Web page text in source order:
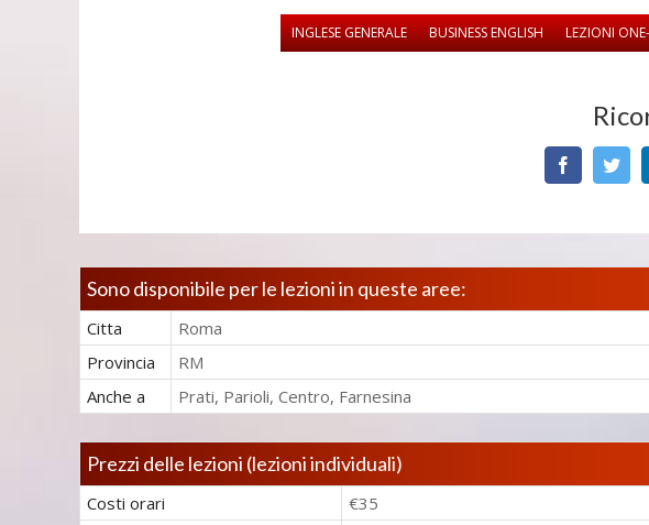
INGLESE GENERALE BUSINESS ENGLISH LEZIONI
Facebook
Sono disponibile per le lezioni in queste aree:
Citta Roma
Provincia
RM
Anche a
Prati, Parioli, Centro, Farnesina
Prezzi delle lezioni (lezioni individuali)
Costi orari
€35